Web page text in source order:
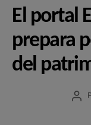
El portal
prepara
del